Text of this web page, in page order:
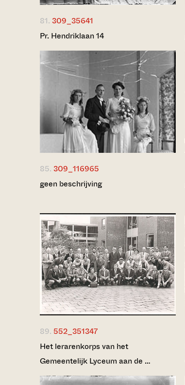
81. 309_35641
Pr. Hendriklaan 14
85. 309_116965
geen beschrijving
89. 552_351347
Het lerarenkorps van het
Gemeentelijk Lyceum aan de …